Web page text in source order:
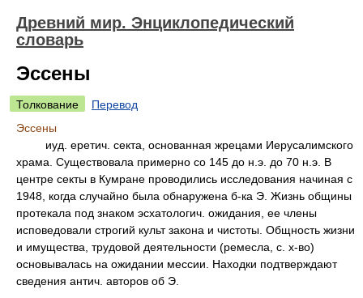
Древний мир. Энциклопедический
словарь
Эссены
Толкование
Перевод
Эссены
иуд. еретич. секта, основанная жрецами Иерусалимского
храма. Существовала примерно со 145 до н.э. до 70 н.э. В
центре секты в Кумране проводились исследования начиная с
1948, когда случайно была обнаружена б-ка Э. Жизнь общины
протекала под знаком эсхатологич. ожидания, ее члены
исповедовали строгий культ закона и чистоты. Общность жизни
и имущества, трудовой деятельности (ремесла, с. х-во)
основывалась на ожидании мессии. Находки подтверждают
сведения антич. авторов об Э.